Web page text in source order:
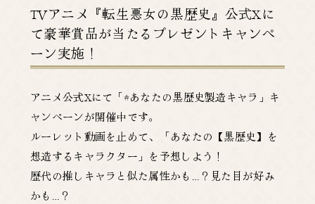
TVアニメ『転生悪女の黒歴史』公式Xに
て豪華賞品が当たるプレゼントキャンペ
ーン実施！
アニメ公式Xにて「#あなたの黒歴史製造キャラ」キ
ャンペーンが開催中です。
ルーレット動画を止めて、「あなたの【黒歴史】を
想造するキャラクター」を予想しよう！
歴代の推しキャラと似た属性かも…？見た目が好み
かも…？